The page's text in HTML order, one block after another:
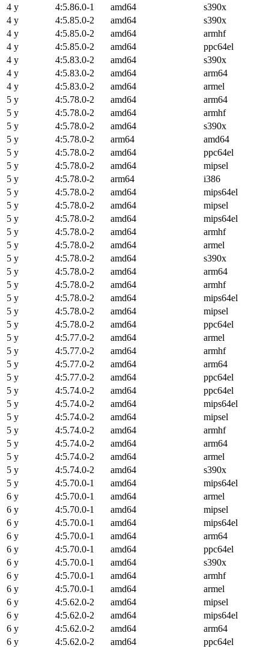
4 y
4:5.86.0-1 amd64
s390x
4 y
4:5.85.0-2 amd64
s390x
4 y
4:5.85.0-2 amd64
armhf
4 y
4:5.85.0-2 amd64
ppc64el
4 y
4:5.83.0-2 amd64
s390x
4 y
4:5.83.0-2 amd64
arm64
4 y
4:5.83.0-2 amd64
armel
5 y
4:5.78.0-2 amd64
arm64
5 y
4:5.78.0-2 amd64
armhf
5 y
4:5.78.0-2 amd64
s390x
5 y
4:5.78.0-2 arm64
amd64
5 y
4:5.78.0-2 amd64
ppc64el
5 y
4:5.78.0-2 amd64
mipsel
5 y
4:5.78.0-2 arm64
i386
5 y
4:5.78.0-2 amd64
mips64el
5 y
4:5.78.0-2 amd64
mipsel
5 y
4:5.78.0-2 amd64
mips64el
5 y
4:5.78.0-2 amd64
armhf
5 y
4:5.78.0-2 amd64
armel
5 y
4:5.78.0-2 amd64
s390x
5 y
4:5.78.0-2 amd64
arm64
5 y
4:5.78.0-2 amd64
armhf
5 y
4:5.78.0-2 amd64
mips64el
5 y
4:5.78.0-2 amd64
mipsel
5 y
4:5.78.0-2 amd64
ppc64el
5 y
4:5.77.0-2 amd64
armel
5 y
4:5.77.0-2 amd64
armhf
5 y
4:5.77.0-2 amd64
arm64
5 y
4:5.77.0-2 amd64
ppc64el
5 y
4:5.74.0-2 amd64
ppc64el
5 y
4:5.74.0-2 amd64
mips64el
5 y
4:5.74.0-2 amd64
mipsel
5 y
4:5.74.0-2 amd64
armhf
5 y
4:5.74.0-2 amd64
arm64
5 y
4:5.74.0-2 amd64
armel
5 y
4:5.74.0-2 amd64
s390x
5 y
4:5.70.0-1 amd64
mips64el
6 y
4:5.70.0-1 amd64
armel
6 y
4:5.70.0-1 amd64
mipsel
6 y
4:5.70.0-1 amd64
mips64el
6 y
4:5.70.0-1 amd64
arm64
6 y
4:5.70.0-1 amd64
ppc64el
6 y
4:5.70.0-1 amd64
s390x
6 y
4:5.70.0-1 amd64
armhf
6 y
4:5.70.0-1 amd64
armel
6 y
4:5.62.0-2 amd64
mipsel
6 y
4:5.62.0-2 amd64
mips64el
6 y
4:5.62.0-2 amd64
arm64
6 y
4:5.62.0-2 amd64
ppc64el